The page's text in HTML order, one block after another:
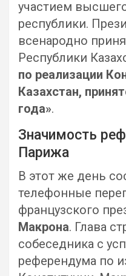
участием
республики.
всенародно
Республики
по реализации
Казахстан,
года».
Значимость
Парижа
В этот же день
телефонные
французского
Макрона. Глава
собеседника с
референдума по